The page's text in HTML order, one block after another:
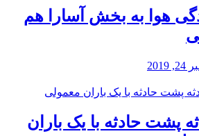
هوا به بخش آسارا هم
پشت حادثه با یک باران